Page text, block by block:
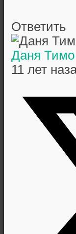
Ответить
Даня Тимо
11 лет